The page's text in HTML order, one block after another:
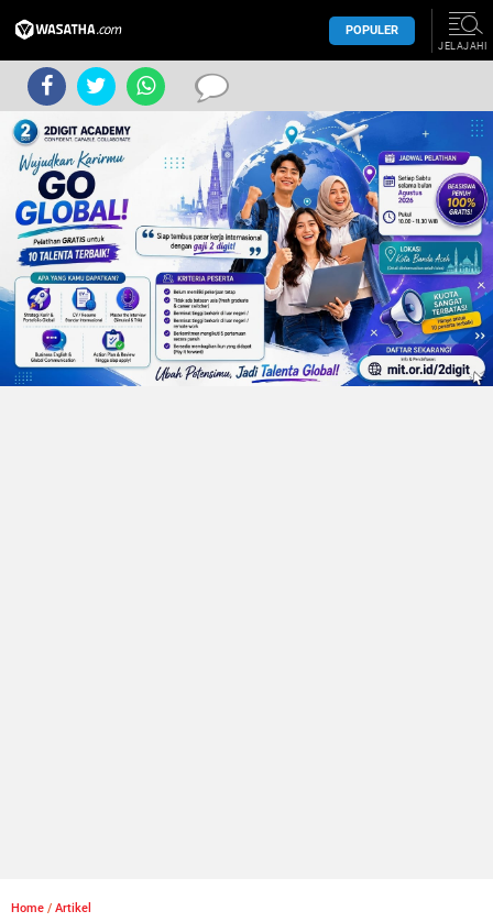
POPULER
JELAJAHI
Home / Artikel